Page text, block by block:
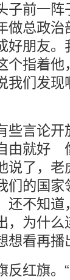
子前一
做总政
好朋友
个指着
我们发
些言论
由就好
说了，
们的国
还不知
，为什
想看再播
反红旗。